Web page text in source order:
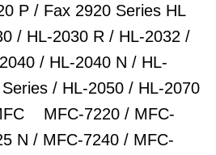
P / Fax 2920 Series HL
/ HL-2030 R / HL-2032 /
/ HL-2040 N / HL-
/ HL-2050 / HL-2070
MFC-7220 / MFC-
N / MFC-7240 / MFC-